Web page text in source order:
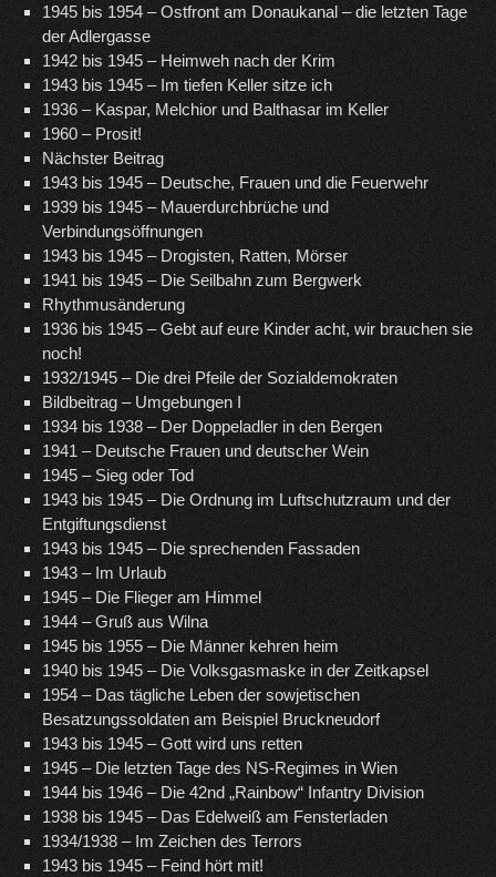
1945 bis 1954 – Ostfront am Donaukanal – die letzten Tage
der Adlergasse
1942 bis 1945 – Heimweh nach der Krim
1943 bis 1945 – Im tiefen Keller sitze ich
1936 – Kaspar, Melchior und Balthasar im Keller
1960 – Prosit!
Nächster Beitrag
1943 bis 1945 – Deutsche, Frauen und die Feuerwehr
1939 bis 1945 – Mauerdurchbrüche und
Verbindungsöffnungen
1943 bis 1945 – Drogisten, Ratten, Mörser
1941 bis 1945 – Die Seilbahn zum Bergwerk
Rhythmusänderung
1936 bis 1945 – Gebt auf eure Kinder acht, wir brauchen sie
noch!
1932/1945 – Die drei Pfeile der Sozialdemokraten
Bildbeitrag – Umgebungen I
1934 bis 1938 – Der Doppeladler in den Bergen
1941 – Deutsche Frauen und deutscher Wein
1945 – Sieg oder Tod
1943 bis 1945 – Die Ordnung im Luftschutzraum und der
Entgiftungsdienst
1943 bis 1945 – Die sprechenden Fassaden
1943 – Im Urlaub
1945 – Die Flieger am Himmel
1944 – Gruß aus Wilna
1945 bis 1955 – Die Männer kehren heim
1940 bis 1945 – Die Volksgasmaske in der Zeitkapsel
1954 – Das tägliche Leben der sowjetischen
Besatzungssoldaten am Beispiel Bruckneudorf
1943 bis 1945 – Gott wird uns retten
1945 – Die letzten Tage des NS-Regimes in Wien
1944 bis 1946 – Die 42nd „Rainbow“ Infantry Division
1938 bis 1945 – Das Edelweiß am Fensterladen
1934/1938 – Im Zeichen des Terrors
1943 bis 1945 – Feind hört mit!